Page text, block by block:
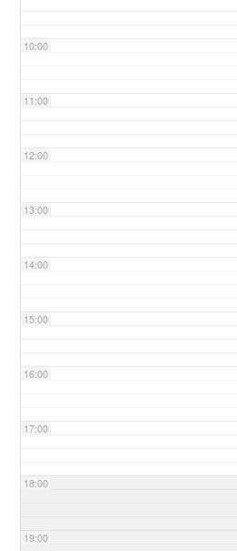
10:00
11:00
12:00
13:00
14:00
15:00
16:00
17:00
18:00
19:00